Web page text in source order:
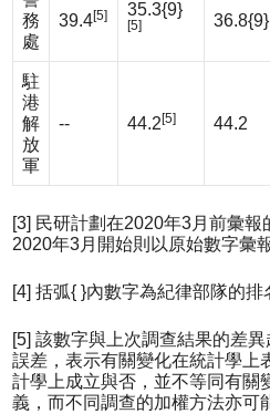
務
處
39.4[5] 35.3{9}
[5] 36.8{9}
駐
港
解
放
軍
-- 44.2 [5] 44.2
[3] 民研計劃在2020年3月前彙報
2020年3月開始則以原始數字彙報
[4] 括弧{ }內數字為紀律部隊的排
[5] 該數字與上次調查結果的差
誤差，表示有關變化在統計學上
計學上成立與否，並不等同有關
義，而不同調查的加權方法亦可